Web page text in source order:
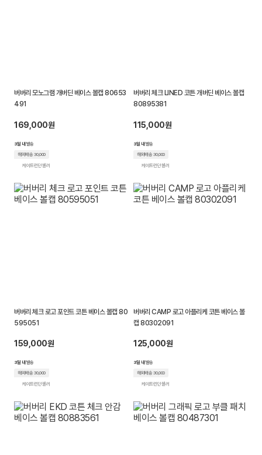
버버리 모노그램 개버딘 베이스 볼캡 80653
491
169,000원
3일 내발송
해외배송 30,000
케이트런던 셀러
버버리 체크 LINED 코튼 개버딘 베이스 볼캡
80895381
115,000원
3일 내발송
해외배송 30,000
케이트런던 셀러
버버리 체크 로고 포인트 코튼 베이스 볼캡 80
595051
159,000원
3일 내발송
해외배송 30,000
케이트런던 셀러
버버리 CAMP 로고 아플리케 코튼 베이스 볼
캡 80302091
125,000원
3일 내발송
해외배송 30,000
케이트런던 셀러